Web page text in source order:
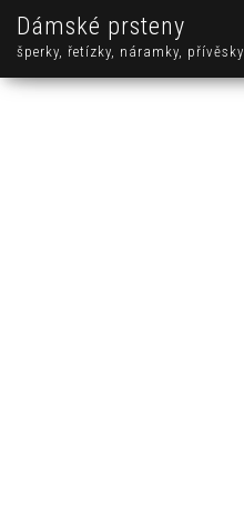
Dámské prsteny
šperky, řetízky, náramky, přívěsky